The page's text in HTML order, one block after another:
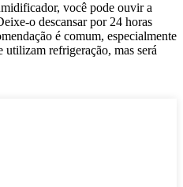
você pode ouvir a
o descansar por 24 horas
é comum, especialmente
utilizam refrigeração, mas será